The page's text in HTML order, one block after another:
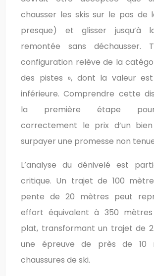
chausser les skis sur le pas de
presque) et glisser jusqu’à
remontée sans déchausser.
configuration relève de la
des pistes », dont la valeur
inférieure. Comprendre cette
la première étape
correctement le prix d’un
surpayer une promesse non
L’analyse du dénivelé est
critique. Un trajet de 100
pente de 20 mètres peut
effort équivalent à 350
plat, transformant un trajet de
une épreuve de près de 10
chaussures de ski.